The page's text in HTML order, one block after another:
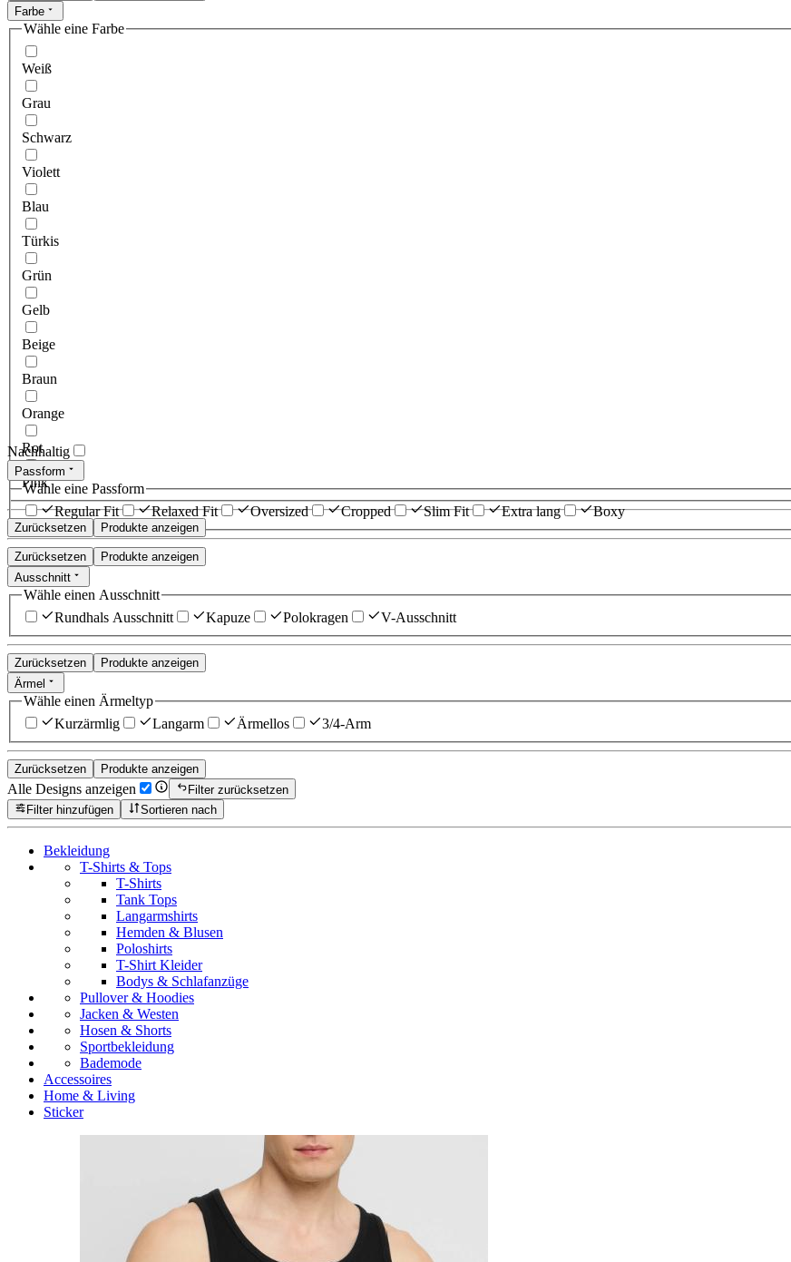
Farbe
Wähle eine Farbe
Weiß
Grau
Schwarz
Violett
Blau
Türkis
Grün
Gelb
Beige
Braun
Orange
Rot
Pink
Zurücksetzen Produkte anzeigen
Nachhaltig
Passform
Wähle eine Passform
Regular Fit
Relaxed Fit Oversized Cropped Slim Fit Extra lang Boxy
Zurücksetzen
Produkte anzeigen
Ausschnitt
Wähle einen Ausschnitt
Rundhals Ausschnitt
Kapuze Polokragen V-Ausschnitt
Zurücksetzen
Produkte anzeigen
Ärmel
Wähle einen Ärmeltyp
Kurzärmlig
Langarm Ärmellos 3/4-Arm
Zurücksetzen Produkte anzeigen
Alle Designs anzeigen
Filter zurücksetzen
Filter hinzufügen
Sortieren nach
Bekleidung
T-Shirts & Tops
T-Shirts
Tank Tops
Langarmshirts
Hemden & Blusen
Poloshirts
T-Shirt Kleider
Bodys & Schlafanzüge
Pullover & Hoodies
Jacken & Westen
Hosen & Shorts
Sportbekleidung
Bademode
Accessoires
Home & Living
Sticker